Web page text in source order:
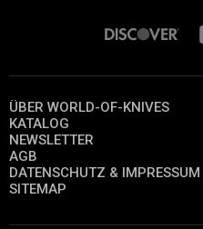
ÜBER WORLD-OF-KNIVES
KATALOG
NEWSLETTER
AGB
DATENSCHUTZ & IMPRESSUM
SITEMAP